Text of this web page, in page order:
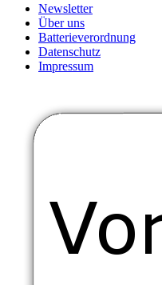
Newsletter
Über uns
Batterieverordnung
Datenschutz
Impressum